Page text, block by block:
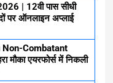
| 12वी पास सीधी
पर ऑनलाइन अप्लाई
Combatant
एयरफोर्स में निकली